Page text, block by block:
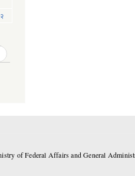
of Federal Affairs and General